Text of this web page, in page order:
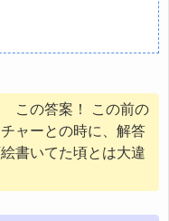
の答案！ この前の
ャーとの時に、解答
書いてた頃とは大違